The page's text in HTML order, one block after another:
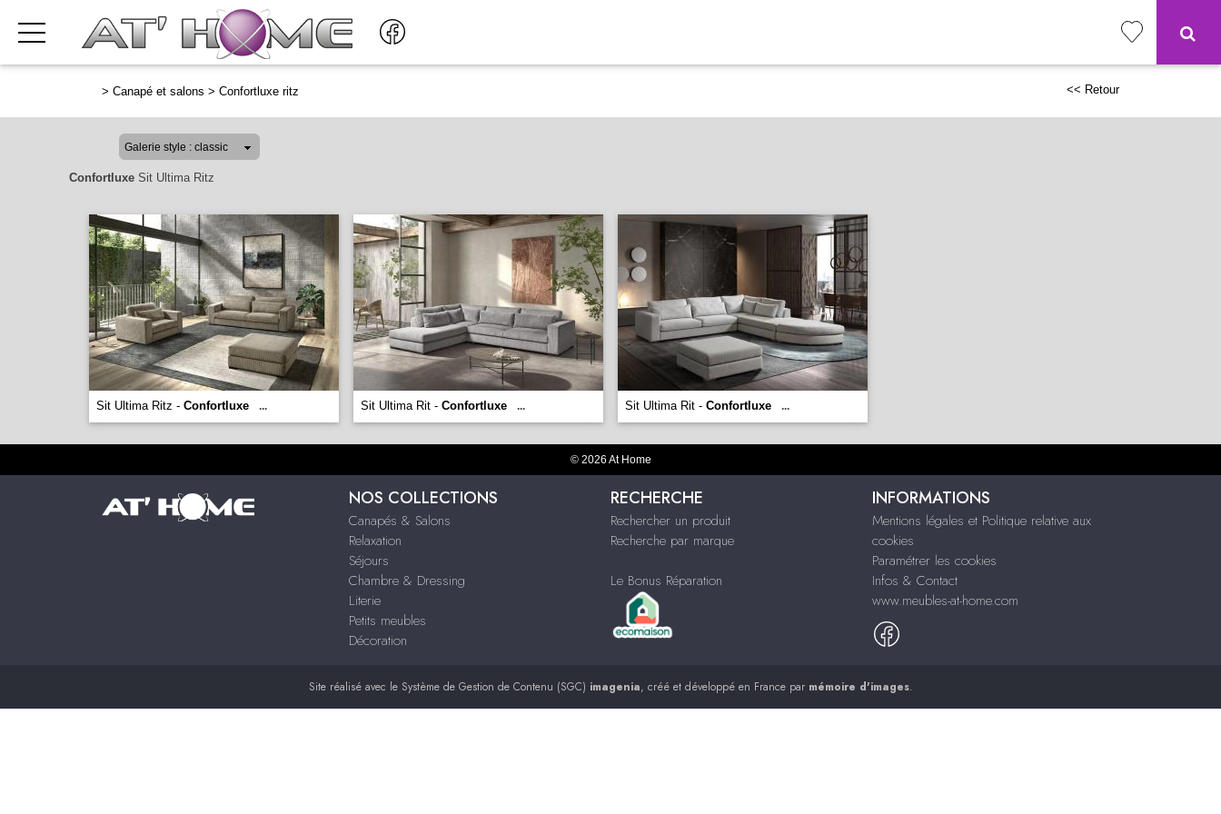
> Canapé et salons > Confortluxe ritz << Retour
Confortluxe Sit Ultima Ritz
Sit Ultima Ritz - Confortluxe ... Sit Ultima Rit - Confortluxe ... Sit Ultima Rit - Confortluxe ...
© 2026 At Home
NOS COLLECTIONS
Canapés & Salons
Relaxation
Séjours
Chambre & Dressing
Literie
Petits meubles
Décoration
RECHERCHE
Rechercher un produit
Recherche par marque
Le Bonus Réparation
INFORMATIONS
Mentions légales et Politique relative aux
cookies
Paramétrer les cookies
Infos & Contact
www.meubles-at-home.com
Site réalisé avec le Système de Gestion de Contenu (SGC) imagenia, créé et développé en France par mémoire d'images.